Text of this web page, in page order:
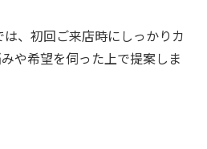
は、初回ご来店時にしっかりカ
や希望を伺った上で提案しま